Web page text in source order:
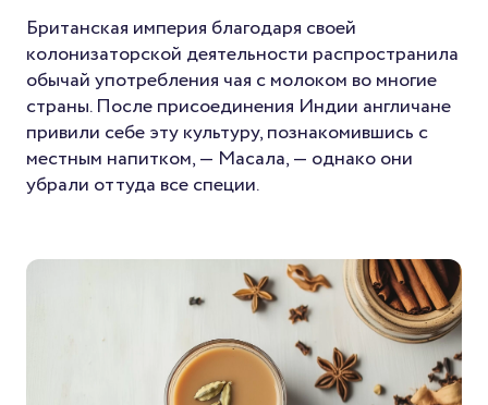
Британская империя благодаря своей
колонизаторской деятельности распространила
обычай употребления чая с молоком во многие
страны. После присоединения Индии англичане
привили себе эту культуру, познакомившись с
местным напитком, — Масала, — однако они
убрали оттуда все специи.